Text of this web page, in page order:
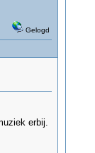
Gelogd
erbij.